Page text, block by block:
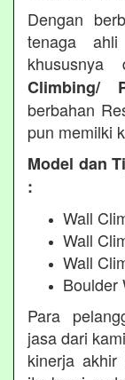
Dengan
tenaga
Climbing/
berbahan
pun memilki
Model dan
:
Wall
Wall
Wall
Boulder
Para
jasa dari
kinerja